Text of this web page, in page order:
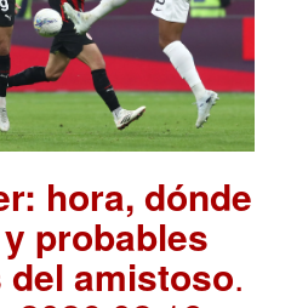
hora, dónde
probables
amistoso.